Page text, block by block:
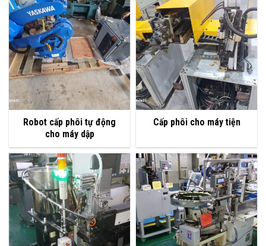
Robot cấp phôi tự động
cho máy dập
Cấp phôi cho máy tiện